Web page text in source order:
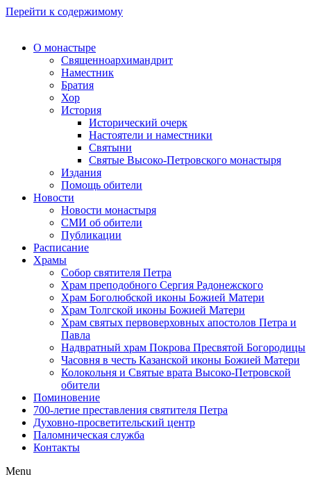
Перейти к содержимому
О монастыре
Священноархимандрит
Наместник
Братия
Хор
История
Исторический очерк
Настоятели и наместники
Святыни
Святые Высоко-Петровского монастыря
Издания
Помощь обители
Новости
Новости монастыря
СМИ об обители
Публикации
Расписание
Храмы
Собор святителя Петра
Храм преподобного Сергия Радонежского
Храм Боголюбской иконы Божией Матери
Храм Толгской иконы Божией Матери
Храм святых первоверховных апостолов Петра и
Павла
Надвратный храм Покрова Пресвятой Богородицы
Часовня в честь Казанской иконы Божией Матери
Колокольня и Святые врата Высоко-Петровской
обители
Поминовение
700-летие преставления святителя Петра
Духовно-просветительский центр
Паломническая служба
Контакты
Menu